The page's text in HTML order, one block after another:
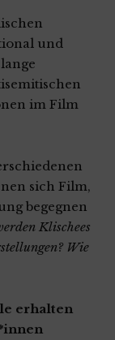
und
im Film
sich Film,
begegnen
Klischees
Wie
erhalten